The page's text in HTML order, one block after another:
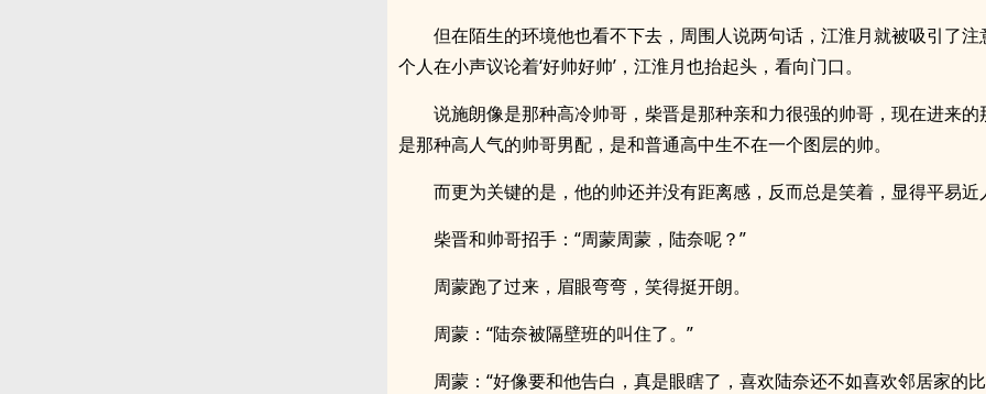
但在陌生的环境他也看不下去，周围人说两句话，江淮月就被吸引了注
个人在小声议论着‘好帅好帅’，江淮月也抬起头，看向门口。
说施朗像是那种高冷帅哥，柴晋是那种亲和力很强的帅哥，现在进来的
是那种高人气的帅哥男配，是和普通高中生不在一个图层的帅。
而更为关键的是，他的帅还并没有距离感，反而总是笑着，显得平易近
柴晋和帅哥招手：“周蒙周蒙，陆奈呢？”
周蒙跑了过来，眉眼弯弯，笑得挺开朗。
周蒙：“陆奈被隔壁班的叫住了。”
周蒙：“好像要和他告白，真是眼瞎了，喜欢陆奈还不如喜欢邻居家的